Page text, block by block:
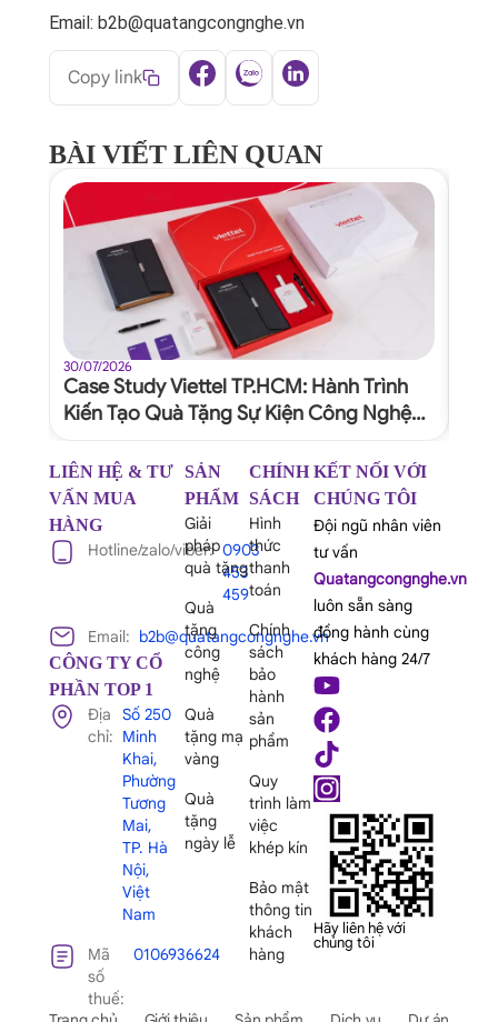
Email: b2b@quatangcongnghe.vn
Copy link
BÀI VIẾT LIÊN QUAN
30/07/2026
Case Study Viettel TP.HCM: Hành Trình
Kiến Tạo Quà Tặng Sự Kiện Công Nghệ
LIÊN HỆ & TƯ
VẤN MUA
HÀNG
Hotline/zalo/viber: 0903
453
459
Email: b2b@quatangcongnghe.vn
CÔNG TY CỔ
PHẦN TOP 1
Địa
chỉ:
Số 250
Minh
Khai,
Phường
Tương
Mai,
TP. Hà
Nội,
Việt
Nam
Mã
số
thuế:
0106936624
SẢN
PHẨM
Giải
pháp
quà tặng
Quà
tặng
công
nghệ
Quà
tặng mạ
vàng
Quà
tặng
ngày lễ
CHÍNH
SÁCH
Hình
thức
thanh
toán
Chính
sách
bảo
hành
sản
phẩm
Quy
trình làm
việc
khép kín
Bảo mật
thông tin
khách
hàng
KẾT NỐI VỚI
CHÚNG TÔI
Đội ngũ nhân viên
tư vấn
Quatangcongnghe.vn
luôn sẵn sàng
đồng hành cùng
khách hàng 24/7
Hãy liên hệ với
chúng tôi